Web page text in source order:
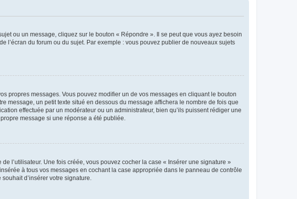
ou un message, cliquez sur le bouton « Répondre ». Il se peut que vous ayez besoin
l’écran du forum ou du sujet. Par exemple : vous pouvez publier de nouveaux sujets
propres messages. Vous pouvez modifier un de vos messages en cliquant le bouton
message, un petit texte situé en dessous du message affichera le nombre de fois que
effectuée par un modérateur ou un administrateur, bien qu’ils puissent rédiger une
message si une réponse a été publiée.
l’utilisateur. Une fois créée, vous pouvez cocher la case « Insérer une signature »
à tous vos messages en cochant la case appropriée dans le panneau de contrôle
d’insérer votre signature.